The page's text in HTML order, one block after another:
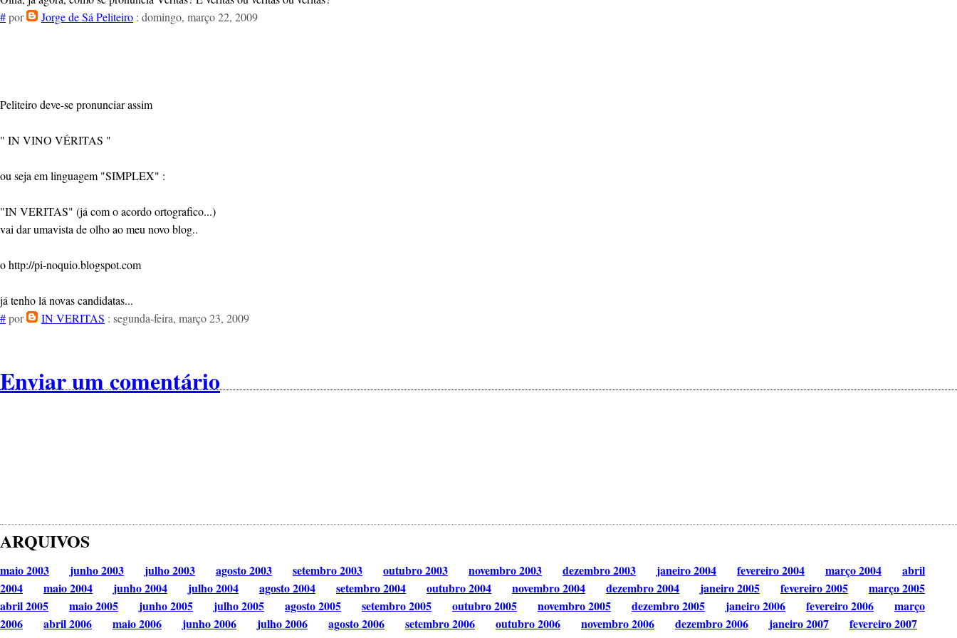
#por Jorge de Sá Peliteiro : domingo, março 22, 2009
Peliteiro deve-se pronunciar assim
" IN VINO VÉRITAS "
ou seja em linguagem "SIMPLEX" :
"IN VERITAS" (já com o acordo ortografico...)
vai dar umavista de olho ao meu novo blog..
o http://pi-noquio.blogspot.com
já tenho lá novas candidatas...
#por IN VERITAS : segunda-feira, março 23, 2009
Enviar um comentário
ARQUIVOS
maio 2003 junho 2003 julho 2003 agosto 2003 setembro 2003 outubro 2003 novembro 2003 dezembro 2003 janeiro 2004 fevereiro 2004 março 2004
abril
2004
maio 2004 junho 2004 julho 2004 agosto 2004 setembro 2004 outubro 2004 novembro 2004 dezembro 2004 janeiro 2005 fevereiro 2005
março 2005
abril 2005
maio 2005 junho 2005 julho 2005 agosto 2005 setembro 2005 outubro 2005 novembro 2005 dezembro 2005 janeiro 2006 fevereiro 2006
março
2006
abril 2006 maio 2006 junho 2006 julho 2006 agosto 2006 setembro 2006 outubro 2006 novembro 2006 dezembro 2006 janeiro 2007
fevereiro 2007